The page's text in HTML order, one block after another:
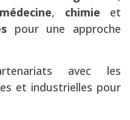
médecine, chimie et
pour une approche
avec les
et industrielles pour